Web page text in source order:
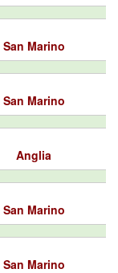
San Marino
San Marino
Anglia
San Marino
San Marino